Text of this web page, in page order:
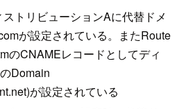
トリビューションAに代替ドメ
が設定されている。またRoute
のCNAMEレコードとしてディ
Domain
が設定されている